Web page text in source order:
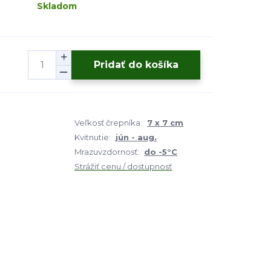
Skladom
Pridať do košíka
Veľkosť črepníka:
7 x 7 cm
Kvitnutie:
jún - aug.
Mrazuvzdornosť:
do -5°C
Strážiť cenu / dostupnosť